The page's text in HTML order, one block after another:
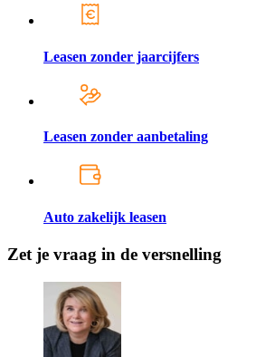
Leasen zonder jaarcijfers
Leasen zonder aanbetaling
Auto zakelijk leasen
Zet je vraag in de versnelling